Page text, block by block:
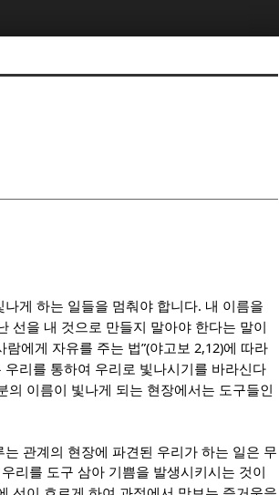
게 하는 일들을 멈춰야 합니다. 내 이름을
선을 내 것으로 만들지 말아야 한다는 말이
람에게 자유를 주는 법”(야고보 2,12)에 따라
리를 통하여 우리로 빛나시기를 바라신다
의 이름이 빛나게 되는 현장에서는 도구들인
관계의 현장에 파견된 우리가 하는 일은 무
리를 도구 삼아 기쁨을 발생시키시는 것이